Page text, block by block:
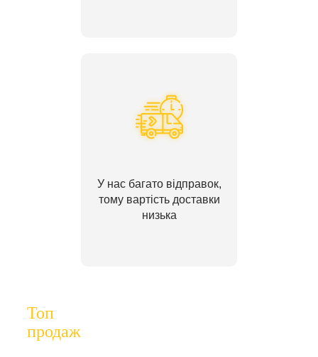
У нас багато відправок,
тому вартість доставки
низька
Топ
продаж